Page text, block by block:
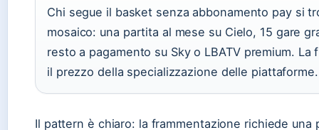
Chi segue il basket senza abbonamento pay si
mosaico: una partita al mese su Cielo, 15 gare
resto a pagamento su Sky o LBATV premium. La
il prezzo della specializzazione delle piattaforme.
Il pattern è chiaro: la frammentazione richiede una